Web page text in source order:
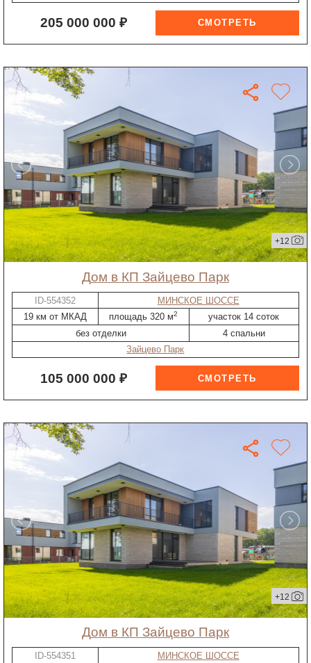
205 000 000 ₽
+12
дом в КП Зайцево Парк
ID-554352
МИНСКОЕ ШОССЕ
19 км от МКАД
площадь 320 м2
участок 14 соток
без отделки
4 спальни
Зайцево Парк
105 000 000 ₽
+12
дом в КП Зайцево Парк
ID-554351 МИНСКОЕ ШОССЕ